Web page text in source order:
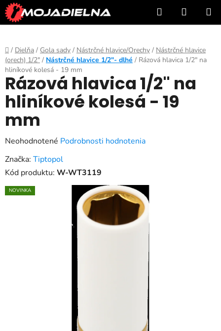
Prejsť
na
obsah
Hľadať
KOŠÍK
Domov
/ Dielňa / Gola sady / Nástrčné hlavice/Orechy / Nástrčné hlavice
(orech) 1/2" / Nástrčné hlavice 1/2"- dlhé / Rázová hlavica 1/2" na
hliníkové kolesá - 19 mm
Rázová hlavica 1/2" na
hliníkové kolesá - 19
mm
Priemerné
hodnotenie
produktu
0,0
Neohodnotené Podrobnosti hodnotenia
Značka: Tiptopol
Kód produktu: W-WT3119
NOVINKA